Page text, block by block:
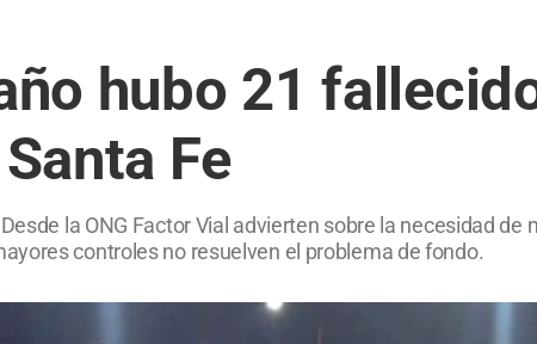
hubo 21
Fe
la ONG Factor Vial advierten sobre la necesidad
controles no resuelven el problema de fondo.